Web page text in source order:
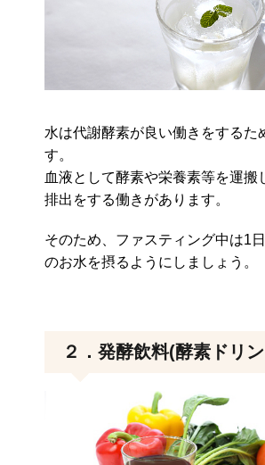
水は代謝酵素が良い働きをするた
す。
血液として酵素や栄養素等を運搬
排出をする働きがあります。
そのため、ファスティング中は1
のお水を摂るようにしましょう。
２．発酵飲料(酵素ドリ